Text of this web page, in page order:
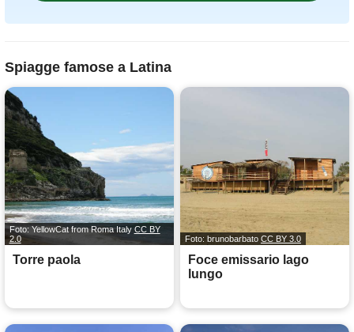
Spiagge famose a Latina
Foto: YellowCat from Roma Italy CC BY
2.0
Torre paola
Foto: brunobarbato CC BY 3.0
Foce emissario lago
lungo